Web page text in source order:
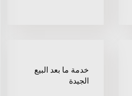
خدمة ما بعد البيع
الجيدة